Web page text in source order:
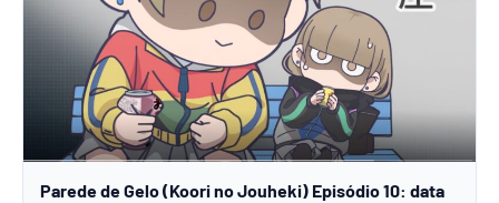
Parede de Gelo (Koori no Jouheki) Episódio 10: data